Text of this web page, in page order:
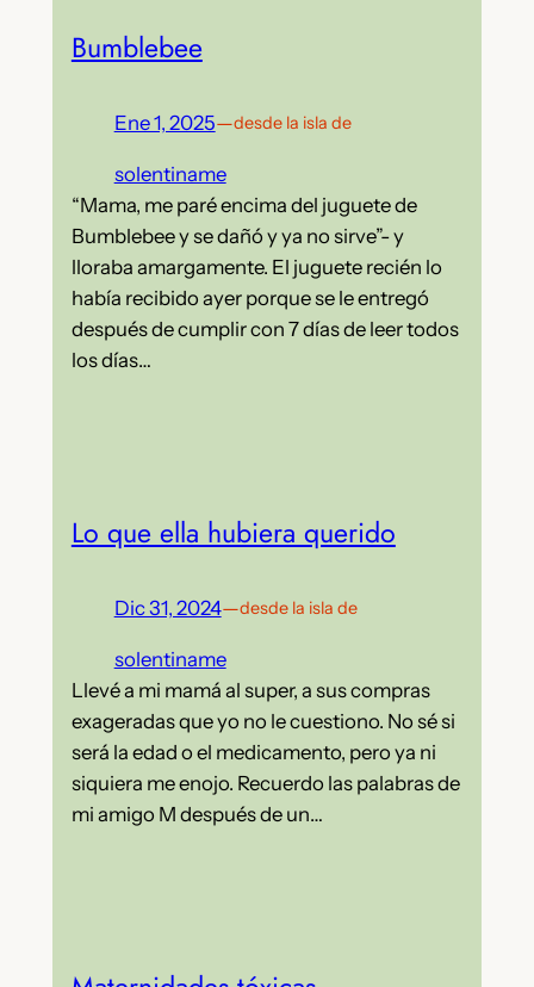
Bumblebee
Ene 1, 2025—desde la isla de
solentiname
“Mama, me paré encima del juguete de
Bumblebee y se dañó y ya no sirve”- y
lloraba amargamente. El juguete recién lo
había recibido ayer porque se le entregó
después de cumplir con 7 días de leer todos
los días…
Lo que ella hubiera querido
Dic 31, 2024—desde la isla de
solentiname
Llevé a mi mamá al super, a sus compras
exageradas que yo no le cuestiono. No sé si
será la edad o el medicamento, pero ya ni
siquiera me enojo. Recuerdo las palabras de
mi amigo M después de un…